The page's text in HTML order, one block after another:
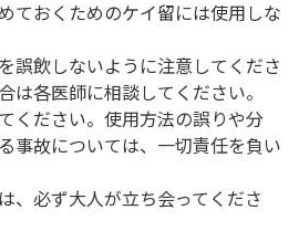
ておくためのケイ留には使用しな
誤飲しないように注意してくださ
は各医師に相談してください。
ください。使用方法の誤りや分
事故については、一切責任を負い
、必ず大人が立ち会ってくださ